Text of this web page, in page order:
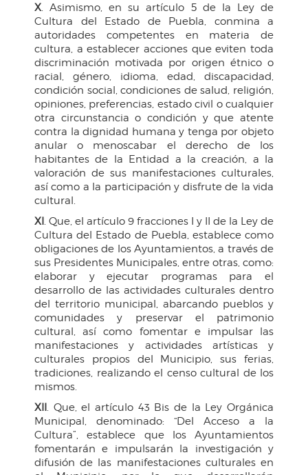
X . Asimismo, en su artículo 5 de la Ley de
Cultura del Estado de Puebla, conmina a
autoridades competentes en materia de
cultura, a establecer acciones que eviten toda
discriminación motivada por origen étnico o
racial, género, idioma, edad, discapacidad,
condición social, condiciones de salud, religión,
opiniones, preferencias, estado civil o cualquier
otra circunstancia o condición y que atente
contra la dignidad humana y tenga por objeto
anular o menoscabar el derecho de los
habitantes de la Entidad a la creación, a la
valoración de sus manifestaciones culturales,
así como a la participación y disfrute de la vida
cultural.
XI . Que, el artículo 9 fracciones I y II de la Ley de
Cultura del Estado de Puebla, establece como
obligaciones de los Ayuntamientos, a través de
sus Presidentes Municipales, entre otras, como:
elaborar y ejecutar programas para el
desarrollo de las actividades culturales dentro
del territorio municipal, abarcando pueblos y
comunidades y preservar el patrimonio
cultural, así como fomentar e impulsar las
manifestaciones y actividades artísticas y
culturales propios del Municipio, sus ferias,
tradiciones, realizando el censo cultural de los
mismos.
XII . Que, el artículo 43 Bis de la Ley Orgánica
Municipal, denominado: “Del Acceso a la
Cultura”, establece que los Ayuntamientos
fomentarán e impulsarán la investigación y
difusión de las manifestaciones culturales en